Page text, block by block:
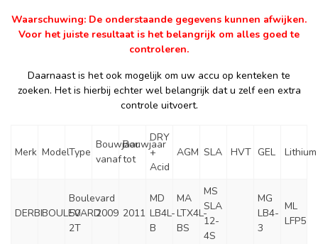
Waarschuwing: De onderstaande gegevens kunnen afwijken.
Voor het juiste resultaat is het belangrijk om alles goed te
controleren.
Daarnaast is het ook mogelijk om uw accu op kenteken te
zoeken. Het is hierbij echter wel belangrijk dat u zelf een extra
controle uitvoert.
Merk ModelType
Bouwjaar
vanaf
Bouwjaar
tot
DRY
+
Acid
AGM SLA HVT GEL Lithium
DERBIBOULEVARD
Boulevard
50
2T
2009 2011
MD
LB4L-
B
MA
LTX4L-
BS
MS
SLA
12-
4S
MG
LB4-
3
ML
LFP5